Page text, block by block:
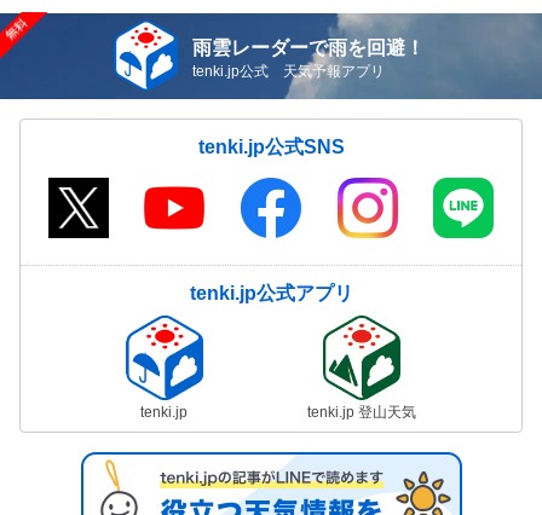
雨雲レーダーで雨を回避！
tenki.jp公式 天気予報アプリ
tenki.jp公式SNS
tenki.jp公式アプリ
tenki.jp tenki.jp 登山天気